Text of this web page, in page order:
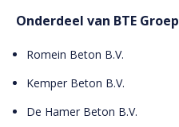
Onderdeel van BTE Groep
Romein Beton B.V.
Kemper Beton B.V.
De Hamer Beton B.V.